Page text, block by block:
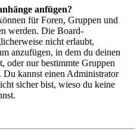
anfügen?
für Foren, Gruppen und
werden. Die Board-
nicht erlaubt,
anzufügen, in dem du deinen
oder nur bestimmte Gruppen
Du kannst einen Administrator
sicher bist, wieso du keine